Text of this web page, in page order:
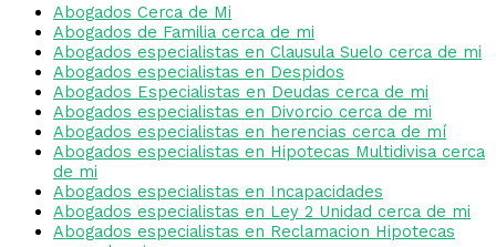
Abogados Cerca de Mi
Abogados de Familia cerca de mi
Abogados especialistas en Clausula Suelo cerca de mi
Abogados especialistas en Despidos
Abogados Especialistas en Deudas cerca de mi
Abogados especialistas en Divorcio cerca de mi
Abogados especialistas en herencias cerca de mí
Abogados especialistas en Hipotecas Multidivisa cerca
de mi
Abogados especialistas en Incapacidades
Abogados especialistas en Ley 2 Unidad cerca de mi
Abogados especialistas en Reclamacion Hipotecas